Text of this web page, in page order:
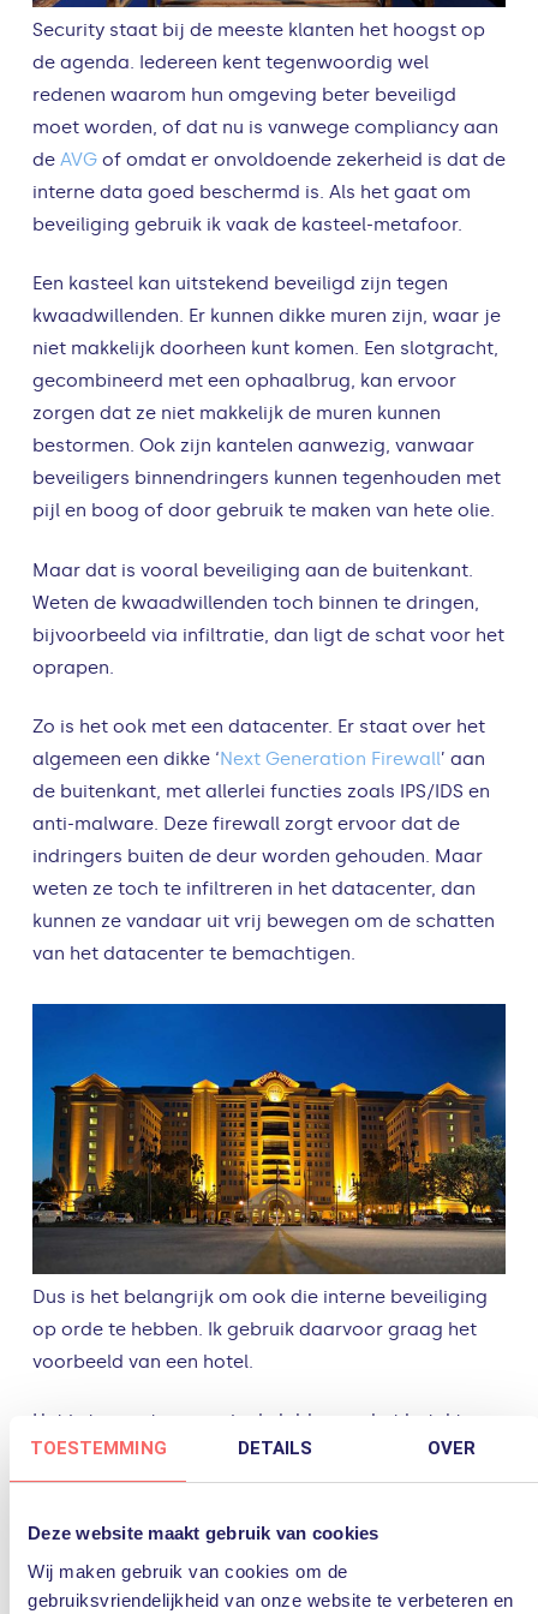
TOESTEMMING DETAILS OVER
Deze website maakt gebruik van cookies
Wij maken gebruik van cookies om de
gebruiksvriendelijkheid van onze website te verbeteren en
Security staat bij de meeste klanten het hoogst op
de agenda. Iedereen kent tegenwoordig wel
redenen waarom hun omgeving beter beveiligd
moet worden, of dat nu is vanwege compliancy aan
de AVGof omdat er onvoldoende zekerheid is dat de
interne data goed beschermd is. Als het gaat om
beveiliging gebruik ik vaak de kasteel-metafoor.
Een kasteel kan uitstekend beveiligd zijn tegen
kwaadwillenden. Er kunnen dikke muren zijn, waar je
niet makkelijk doorheen kunt komen. Een slotgracht,
gecombineerd met een ophaalbrug, kan ervoor
zorgen dat ze niet makkelijk de muren kunnen
bestormen. Ook zijn kantelen aanwezig, vanwaar
beveiligers binnendringers kunnen tegenhouden met
pijl en boog of door gebruik te maken van hete olie.
Maar dat is vooral beveiliging aan de buitenkant.
Weten de kwaadwillenden toch binnen te dringen,
bijvoorbeeld via infiltratie, dan ligt de schat voor het
oprapen.
Zo is het ook met een datacenter. Er staat over het
algemeen een dikke ‘Next Generation Firewall’ aan
de buitenkant, met allerlei functies zoals IPS/IDS en
anti-malware. Deze firewall zorgt ervoor dat de
indringers buiten de deur worden gehouden. Maar
weten ze toch te infiltreren in het datacenter, dan
kunnen ze vandaar uit vrij bewegen om de schatten
van het datacenter te bemachtigen.
Dus is het belangrijk om ook die interne beveiliging
op orde te hebben. Ik gebruik daarvoor graag het
voorbeeld van een hotel.
Het is toegestaan om in de lobby van het hotel te
komen, bijvoorbeeld om een kamer te boeken, maar
toegang tot de kamers is enkel toegestaan als je
kun je met de keycard voor jouw kamer ook alleen
maar je eigen kamer in en niet de kamer van de